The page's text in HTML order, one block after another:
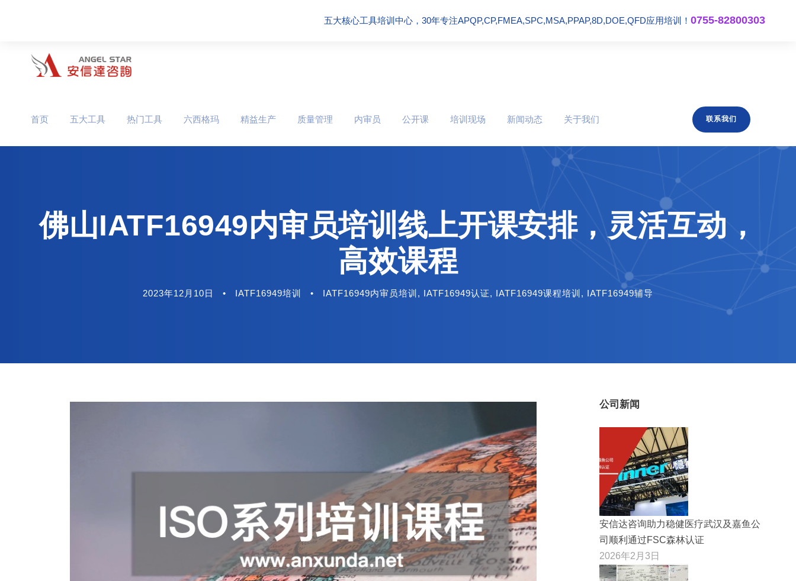
五大核心工具培训中心，30年专注APQP,CP,FMEA,SPC,MSA,PPAP,8D,DOE,QFD应用培训！ 0755-82800303
首页 五大工具 热门工具 六西格玛 精益生产 质量管理 内审员 公开课 培训现场 新闻动态 关于我们 联系我们
佛山IATF16949内审员培训线上开课安排，灵活互动，
高效课程
2023年12月10日 • IATF16949培训 • IATF16949内审员培训 , IATF16949认证, IATF16949课程培训 , IATF16949辅导
公司新闻
安信达咨询助力稳健医疗武汉及嘉鱼公
司顺利通过FSC森林认证
2026年2月3日